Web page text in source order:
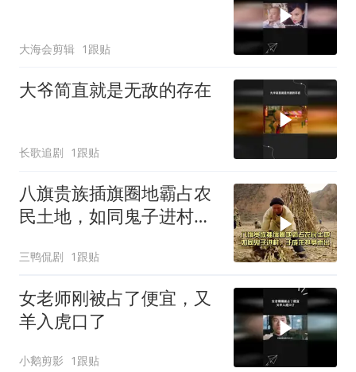
大海会剪辑 1跟贴
大爷简直就是无敌的存在
长歌追剧 1跟贴
八旗贵族插旗圈地霸占农
民土地，如同鬼子进村，
三鸭侃剧 1跟贴
女老师刚被占了便宜，又
羊入虎口了
小鹅剪影 1跟贴